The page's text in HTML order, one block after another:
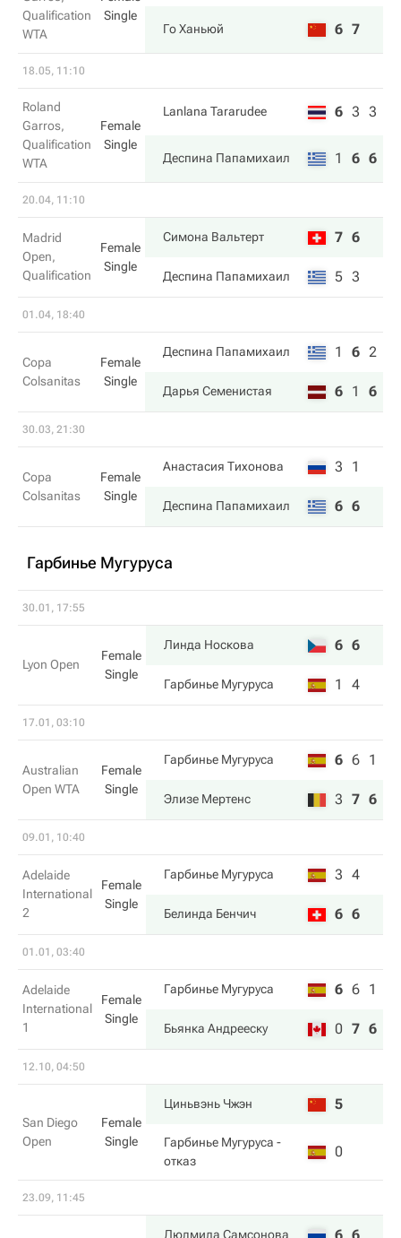
Qualification
WTA
Single
Го Ханьюй 6 7
18.05, 11:10
Roland
Garros,
Qualification
WTA
Female
Single
Lanlana Tararudee 6 3 3
Деспина Папамихаил 1 6 6
20.04, 11:10
Madrid
Open,
Qualification
Female
Single
Симона Вальтерт 7 6
Деспина Папамихаил 5 3
01.04, 18:40
Copa
Colsanitas
Female
Single
Деспина Папамихаил 1 6 2
Дарья Семенистая 6 1 6
30.03, 21:30
Copa
Colsanitas
Female
Single
Анастасия Тихонова 3 1
Деспина Папамихаил 6 6
Гарбинье Мугуруса
30.01, 17:55
Lyon Open
Female
Single
Линда Носкова 6 6
Гарбинье Мугуруса 1 4
17.01, 03:10
Australian
Open WTA
Female
Single
Гарбинье Мугуруса 6 6 1
Элизе Мертенс 3 7 6
09.01, 10:40
Adelaide
International
2
Female
Single
Гарбинье Мугуруса 3 4
Белинда Бенчич 6 6
01.01, 03:40
Adelaide
International
1
Female
Single
Гарбинье Мугуруса 6 6 1
Бьянка Андрееску 0 7 6
12.10, 04:50
San Diego
Open
Female
Single
Циньвэнь Чжэн 5
Гарбинье Мугуруса -
отказ
0
23.09, 11:45
Людмила Самсонова